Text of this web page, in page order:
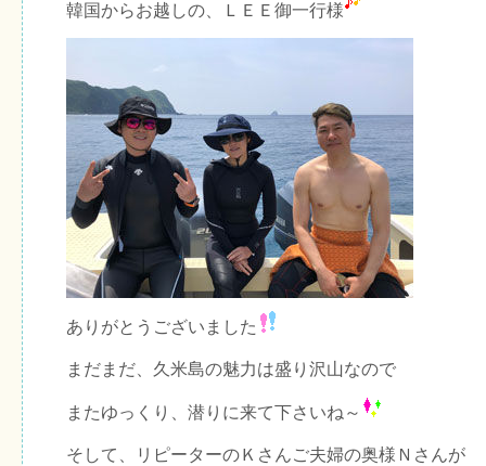
韓国からお越しの、ＬＥＥ御一行様
ありがとうございました
まだまだ、久米島の魅力は盛り沢山なので
またゆっくり、潜りに来て下さいね～
そして、リピーターのＫさんご夫婦の奥様Ｎさんが